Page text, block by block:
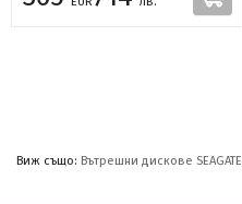
Виж също: Вътрешни дискове SEAGATE